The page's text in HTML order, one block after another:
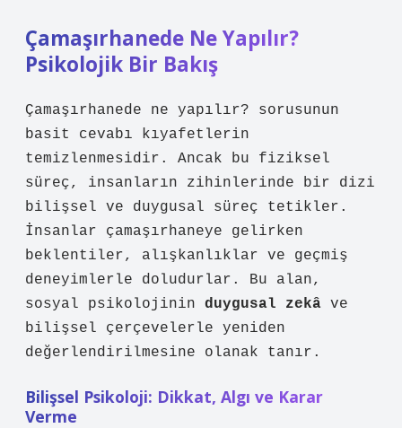
Çamaşırhanede Ne Yapılır?
Psikolojik Bir Bakış
Çamaşırhanede ne yapılır? sorusunun
basit cevabı kıyafetlerin
temizlenmesidir. Ancak bu fiziksel
süreç, insanların zihinlerinde bir dizi
bilişsel ve duygusal süreç tetikler.
İnsanlar çamaşırhaneye gelirken
beklentiler, alışkanlıklar ve geçmiş
deneyimlerle doludurlar. Bu alan,
sosyal psikolojinin duygusal zekâ ve
bilişsel çerçevelerle yeniden
değerlendirilmesine olanak tanır.
Bilişsel Psikoloji: Dikkat, Algı ve Karar
Verme